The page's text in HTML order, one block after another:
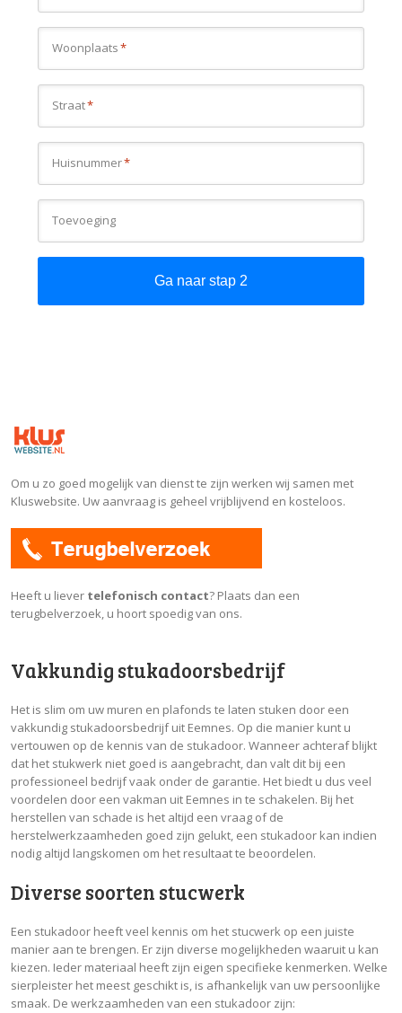
Woonplaats*
Straat*
Huisnummer*
Toevoeging
Ga naar stap 2
Om u zo goed mogelijk van dienst te zijn werken wij samen met
Kluswebsite. Uw aanvraag is geheel vrijblijvend en kosteloos.
Heeft u liever telefonisch contact? Plaats dan een
terugbelverzoek, u hoort spoedig van ons.
Vakkundig stukadoorsbedrijf
Het is slim om uw muren en plafonds te laten stuken door een
vakkundig stukadoorsbedrijf uit Eemnes. Op die manier kunt u
vertouwen op de kennis van de stukadoor. Wanneer achteraf blijkt
dat het stukwerk niet goed is aangebracht, dan valt dit bij een
professioneel bedrijf vaak onder de garantie. Het biedt u dus veel
voordelen door een vakman uit Eemnes in te schakelen. Bij het
herstellen van schade is het altijd een vraag of de
herstelwerkzaamheden goed zijn gelukt, een stukadoor kan indien
nodig altijd langskomen om het resultaat te beoordelen.
Diverse soorten stucwerk
Een stukadoor heeft veel kennis om het stucwerk op een juiste
manier aan te brengen. Er zijn diverse mogelijkheden waaruit u kan
kiezen. Ieder materiaal heeft zijn eigen specifieke kenmerken. Welke
sierpleister het meest geschikt is, is afhankelijk van uw persoonlijke
smaak. De werkzaamheden van een stukadoor zijn: